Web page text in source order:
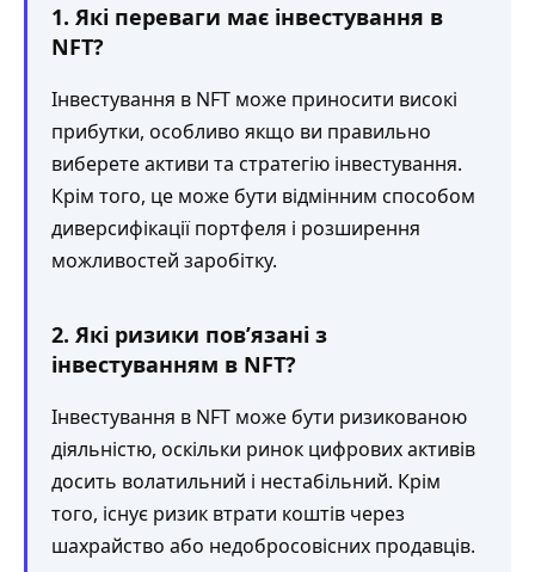
1. Які переваги має інвестування в
NFT?
Інвестування в NFT може приносити високі
прибутки, особливо якщо ви правильно
виберете активи та стратегію інвестування.
Крім того, це може бути відмінним способом
диверсифікації портфеля і розширення
можливостей заробітку.
2. Які ризики пов’язані з
інвестуванням в NFT?
Інвестування в NFT може бути ризикованою
діяльністю, оскільки ринок цифрових активів
досить волатильний і нестабільний. Крім
того, існує ризик втрати коштів через
шахрайство або недобросовісних продавців.